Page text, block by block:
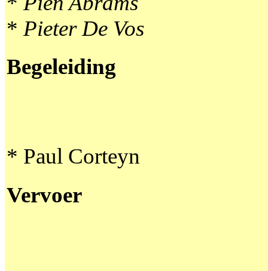
* Pieter De Vos
Begeleiding
* Paul Corteyn
Vervoer